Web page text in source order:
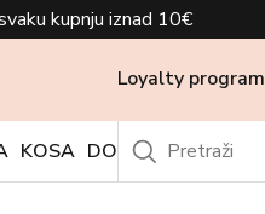
kupnju iznad 10€
Loyalty program
KOSA DODACI OUTLET